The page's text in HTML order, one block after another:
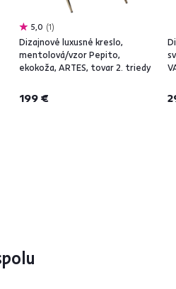
5,0 1
Dizajnové luxusné kreslo,
mentolová/vzor Pepito,
ekokoža, ARTES, tovar 2. triedy
199 €